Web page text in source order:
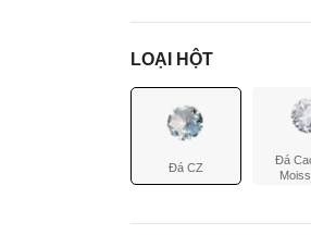
LOẠI HỘT
Đá CZ
Đá